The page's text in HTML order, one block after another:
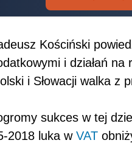
Kościński
kowymi i działań
i Słowacji walka z
sukces w tej
2018 luka w VAT